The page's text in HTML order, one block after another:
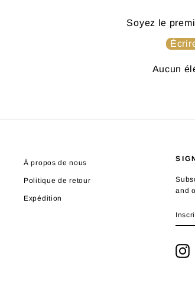
Soyez le
Aucun
À propos de nous
Politique de retour
Expédition
and